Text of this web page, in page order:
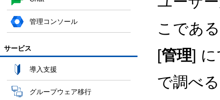
管理コンソール
サービス
導入支援
グループウェア移行
こであ
[管理] に
で調べ